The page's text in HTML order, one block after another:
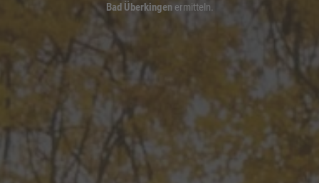
Bad Überkingenermitteln.